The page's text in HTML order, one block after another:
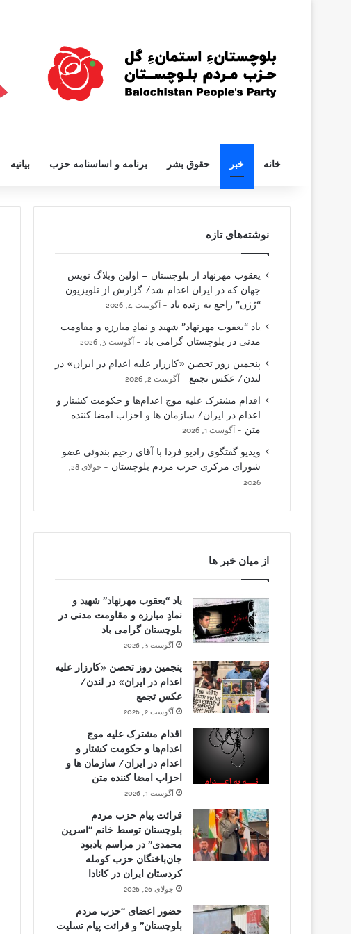
خانه خبر حقوق بشر برنامه و اساسنامه حزب بیانیه
نوشته‌های تازه
یعقوب مهرنهاد از بلوچستان – اولین وبلاگ نویس
جهان که در ایران اعدام شد/ گزارش از تلویزیون
“رُژن” راجع به زنده یاد
آگوست 4, 2026
یاد “یعقوب مهرنهاد” شهید و نمادِ مبارزه و مقاومت
مدنی در بلوچستان گرامی باد
آگوست 3, 2026
پنجمین روز تحصن «کارزار علیه اعدام در ایران» در
لندن/ عکس تجمع
آگوست 2, 2026
اقدام مشترک علیه موج اعدام‌ها و حکومت کشتار و
اعدام در ایران/ سازمان ها و احزاب امضا کننده
متن
آگوست 1, 2026
ویدیو گفتگوی رادیو فردا با آقای رحیم بندوئی عضو
شورای مرکزی حزب مردم بلوچستان
جولای 28,
2026
از میان خبر ها
یاد “یعقوب مهرنهاد” شهید و
نمادِ مبارزه و مقاومت مدنی در
بلوچستان گرامی باد
آگوست 3, 2026
پنجمین روز تحصن «کارزار علیه
اعدام در ایران» در لندن/
عکس تجمع
آگوست 2, 2026
اقدام مشترک علیه موج
اعدام‌ها و حکومت کشتار و
اعدام در ایران/ سازمان ها و
احزاب امضا کننده متن
آگوست 1, 2026
قرائت پیام حزب مردم
بلوچستان توسط خانم “اسرین
محمدی” در مراسم یادبود
جان‌باختگان حزب کومله
کردستان ایران در کانادا
جولای 26, 2026
حضور اعضای “حزب مردم
بلوچستان” و قرائت پیام تسلیت